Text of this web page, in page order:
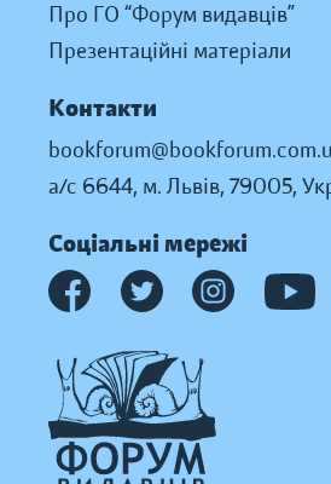
Про ГО “Форум видавців”
Презентаційні матеріали
Контакти
а/с 6644, м. Львів, 79005,
Соціальні мережі